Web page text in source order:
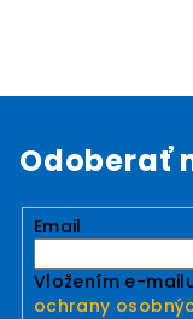
Odoberať
Email
Vložením e-
ochrany